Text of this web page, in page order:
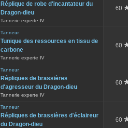
Réplique de robe d'incantateur du
Dragon-dieu
Tannerie experte IV
60
Tanneur
Tunique des ressources en tissu de
carbone
Tannerie experte IV
60
Tanneur
Répliques de brassières
d'agresseur du Dragon-dieu
Tannerie experte IV
60
Tanneur
Répliques de brassières d'éclaireur
du Dragon-dieu
60